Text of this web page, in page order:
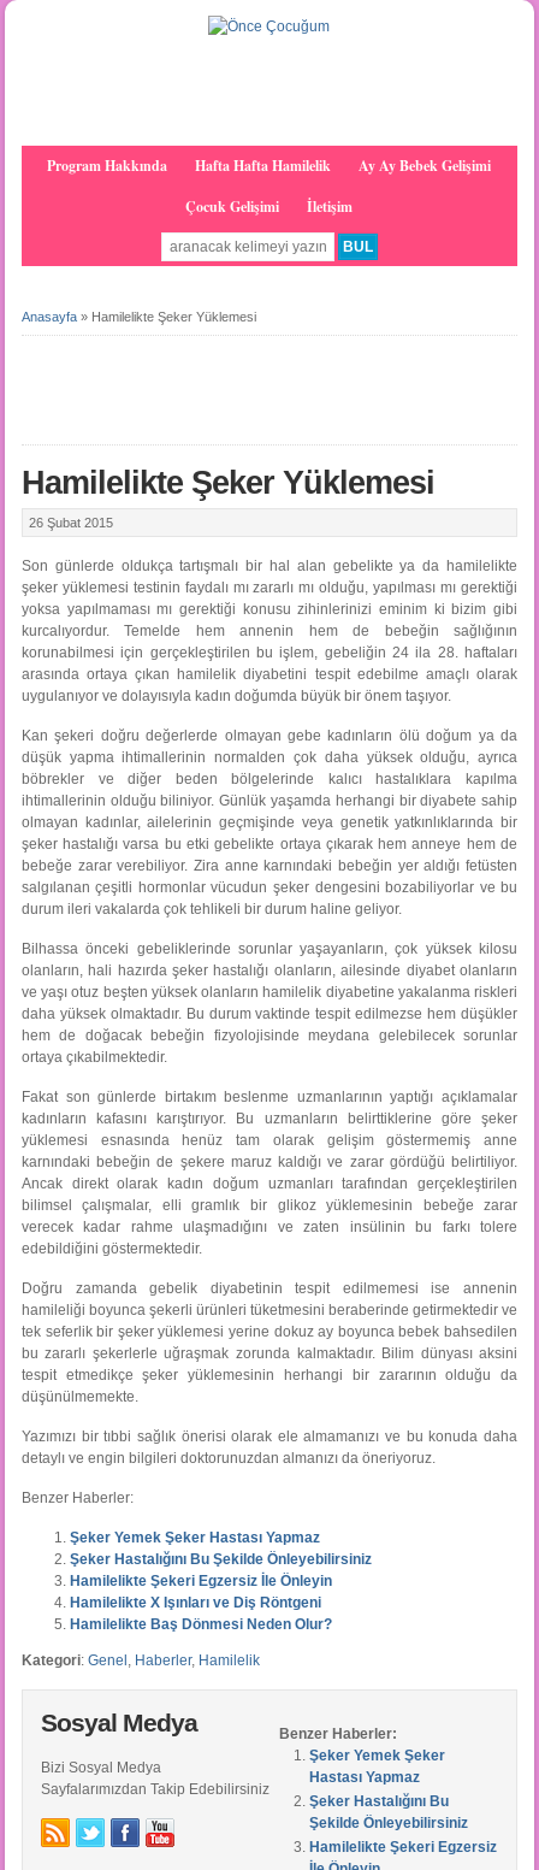
Program Hakkında Hafta Hafta Hamilelik
Ay Ay Bebek Gelişimi
Çocuk Gelişimi
İletişim
Anasayfa» Hamilelikte Şeker Yüklemesi
Hamilelikte Şeker Yüklemesi
26 Şubat 2015
Son günlerde oldukça tartışmalı bir hal alan gebelikte ya da hamilelikte
şeker yüklemesi testinin faydalı mı zararlı mı olduğu, yapılması mı gerektiği
yoksa yapılmaması mı gerektiği konusu zihinlerinizi eminim ki bizim gibi
kurcalıyordur. Temelde hem annenin hem de bebeğin sağlığının
korunabilmesi için gerçekleştirilen bu işlem, gebeliğin 24 ila 28. haftaları
arasında ortaya çıkan hamilelik diyabetini tespit edebilme amaçlı olarak
uygulanıyor ve dolayısıyla kadın doğumda büyük bir önem taşıyor.
Kan şekeri doğru değerlerde olmayan gebe kadınların ölü doğum ya da
düşük yapma ihtimallerinin normalden çok daha yüksek olduğu, ayrıca
böbrekler ve diğer beden bölgelerinde kalıcı hastalıklara kapılma
ihtimallerinin olduğu biliniyor. Günlük yaşamda herhangi bir diyabete sahip
olmayan kadınlar, ailelerinin geçmişinde veya genetik yatkınlıklarında bir
şeker hastalığı varsa bu etki gebelikte ortaya çıkarak hem anneye hem de
bebeğe zarar verebiliyor. Zira anne karnındaki bebeğin yer aldığı fetüsten
salgılanan çeşitli hormonlar vücudun şeker dengesini bozabiliyorlar ve bu
durum ileri vakalarda çok tehlikeli bir durum haline geliyor.
Bilhassa önceki gebeliklerinde sorunlar yaşayanların, çok yüksek kilosu
olanların, hali hazırda şeker hastalığı olanların, ailesinde diyabet olanların
ve yaşı otuz beşten yüksek olanların hamilelik diyabetine yakalanma riskleri
daha yüksek olmaktadır. Bu durum vaktinde tespit edilmezse hem düşükler
hem de doğacak bebeğin fizyolojisinde meydana gelebilecek sorunlar
ortaya çıkabilmektedir.
Fakat son günlerde birtakım beslenme uzmanlarının yaptığı açıklamalar
kadınların kafasını karıştırıyor. Bu uzmanların belirttiklerine göre şeker
yüklemesi esnasında henüz tam olarak gelişim göstermemiş anne
karnındaki bebeğin de şekere maruz kaldığı ve zarar gördüğü belirtiliyor.
Ancak direkt olarak kadın doğum uzmanları tarafından gerçekleştirilen
bilimsel çalışmalar, elli gramlık bir glikoz yüklemesinin bebeğe zarar
verecek kadar rahme ulaşmadığını ve zaten insülinin bu farkı tolere
edebildiğini göstermektedir.
Doğru zamanda gebelik diyabetinin tespit edilmemesi ise annenin
hamileliği boyunca şekerli ürünleri tüketmesini beraberinde getirmektedir ve
tek seferlik bir şeker yüklemesi yerine dokuz ay boyunca bebek bahsedilen
bu zararlı şekerlerle uğraşmak zorunda kalmaktadır. Bilim dünyası aksini
tespit etmedikçe şeker yüklemesinin herhangi bir zararının olduğu da
düşünülmemekte.
Yazımızı bir tıbbi sağlık önerisi olarak ele almamanızı ve bu konuda daha
detaylı ve engin bilgileri doktorunuzdan almanızı da öneriyoruz.
Benzer Haberler:
Şeker Yemek Şeker Hastası Yapmaz
Şeker Hastalığını Bu Şekilde Önleyebilirsiniz
Hamilelikte Şekeri Egzersiz İle Önleyin
Hamilelikte X Işınları ve Diş Röntgeni
Hamilelikte Baş Dönmesi Neden Olur?
Kategori: Genel , Haberler, Hamilelik
Benzer Haberler:
Şeker Yemek Şeker
Hastası Yapmaz
Şeker Hastalığını Bu
Şekilde Önleyebilirsiniz
Hamilelikte Şekeri Egzersiz
Sosyal Medya
Bizi Sosyal Medya
Sayfalarımızdan Takip Edebilirsiniz